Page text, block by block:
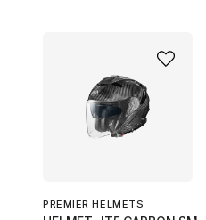
PREMIER HELMETS